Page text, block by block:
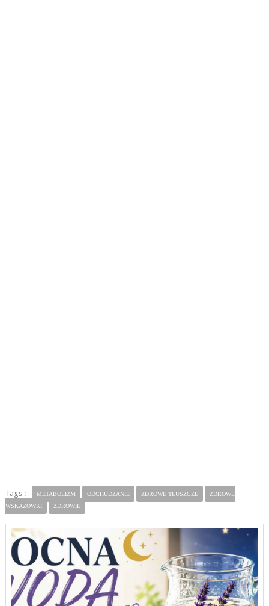
Tags : METABOLIZM ODCHUDZANIE ZDROWE TŁUSZCZE
ZDROWE
WSKAZÓWKI
ZDROWIE